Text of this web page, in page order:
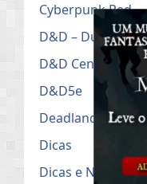
Cyberpunk Red
D&D –
D&D Cenários
D&D5e
Deadlands
Dicas
Dicas e Notícias